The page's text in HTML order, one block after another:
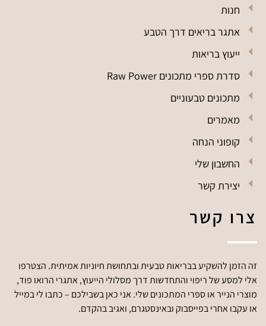
צרו קשר
זה הזמן להשקיע בבריאות טבעית ובתחושת חיוניות אמיתית. הצטרפו
אלי למסע של ריפוי והתחדשות דרך מסלולי הייעוץ, אתגרי הרואו פוד,
מוצרי הנייר או ספרי המתכונים שלי. אני כאן בשבילכם – כתבו לי במייל
או עקבו אחרי בפייסבוק ובאינסטגרם, ואגיב בהקדם.
חנות
אתגר בריאים דרך הטבע
ייעוץ בריאות
סדרת ספרי מתכונים Raw Power
מתכונים טבעוניים
מאמרים
קופוני הנחה
החשבון שלי
יצירת קשר